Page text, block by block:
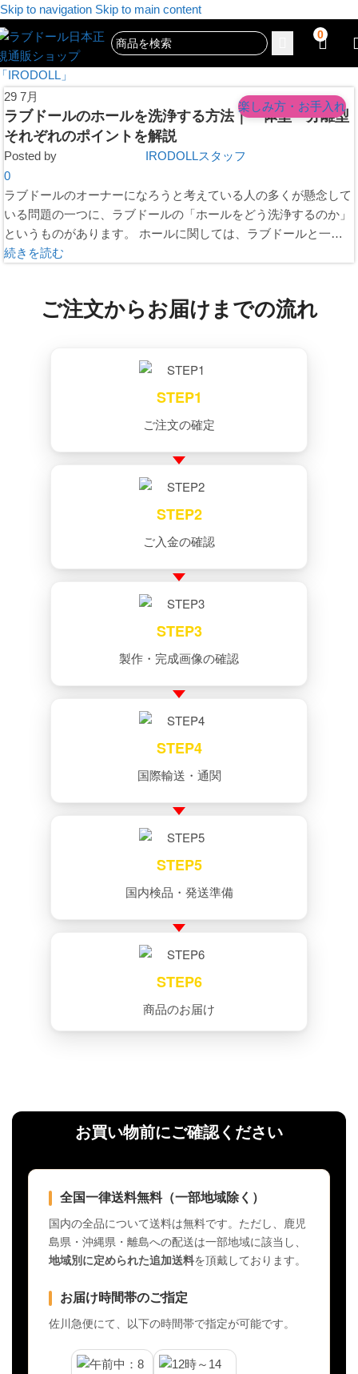
Skip to navigation Skip to main content
0
29 7月
楽しみ方・お手入れ
ラブドールのホールを洗浄する方法｜一体型・分離型
それぞれのポイントを解説
Posted by
IRODOLLスタッフ
0
ラブドールのオーナーになろうと考えている人の多くが懸念して
いる問題の一つに、ラブドールの「ホールをどう洗浄するのか」
というものがあります。 ホールに関しては、ラブドールと一体
化しているモデル、または...
続きを読む
ご注文からお届けまでの流れ
STEP1
ご注文の確定
STEP2
ご入金の確認
STEP3
製作・完成画像の確認
STEP4
国際輸送・通関
STEP5
国内検品・発送準備
STEP6
商品のお届け
お買い物前にご確認ください
全国一律送料無料（一部地域除く）
国内の全品について送料は無料です。ただし、鹿児
島県・沖縄県・離島への配送は一部地域に該当し、
地域別に定められた追加送料を頂戴しております。
お届け時間帯のご指定
佐川急便にて、以下の時間帯で指定が可能です。